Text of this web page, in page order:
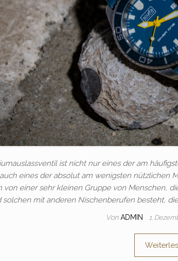
ist nicht nur eines der am
eines der absolut am wenigsten nützlichen
von einer sehr kleinen Gruppe von Menschen,
solchen mit anderen Nischenberufen besteht,
Von ADMIN 1.